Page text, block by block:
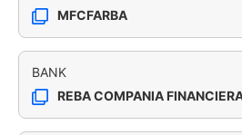
MFCFARBA
BANK
REBA COMPANIA